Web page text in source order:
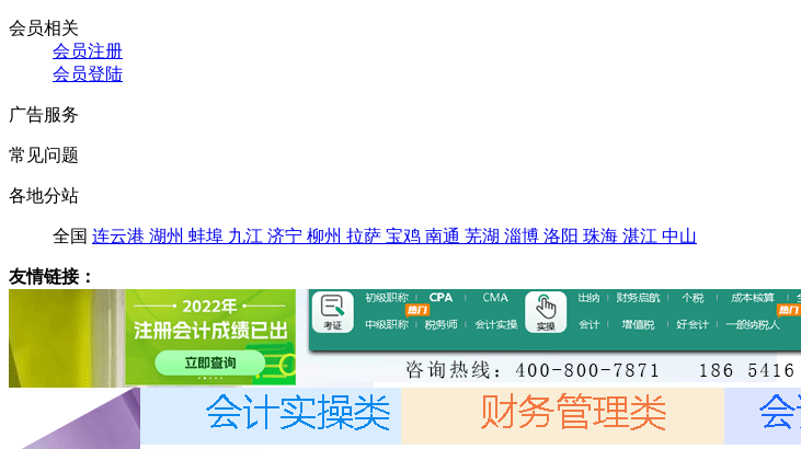
会员相关
会员注册
会员登陆
广告服务
常见问题
各地分站
全国 连云港 湖州 蚌埠 九江 济宁 柳州 拉萨 宝鸡 南通 芜湖 淄博 洛阳 珠海 湛江 中山
友情链接：